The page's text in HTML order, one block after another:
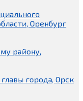
Оренбург
району,
города, Орск